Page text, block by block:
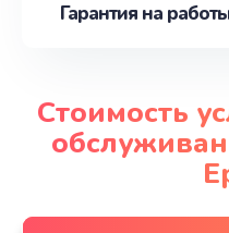
Гарантия на
Стоимость